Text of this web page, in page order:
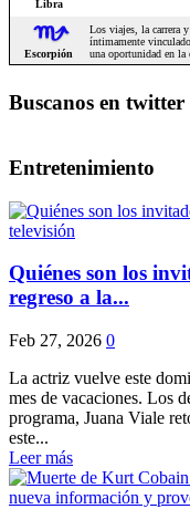
Buscanos en twitter
Entretenimiento
Quiénes son los
regreso a la...
Feb 27, 2026 0
La actriz vuelve este
mes de vacaciones. Los
programa, Juana Viale
este...
Leer más